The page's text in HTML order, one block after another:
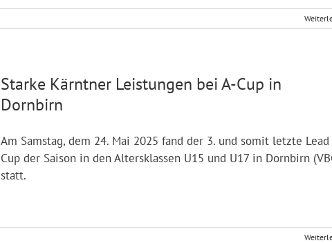
Starke Kärntner Leistungen bei A-Cup in
Dornbirn
Am Samstag, dem 24. Mai 2025 fand der 3. und somit letzte Lead
Cup der Saison in den Altersklassen U15 und U17 in Dornbirn
statt.